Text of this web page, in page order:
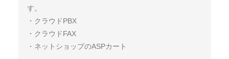
す。
・クラウドPBX
・クラウドFAX
・ネットショップのASPカート